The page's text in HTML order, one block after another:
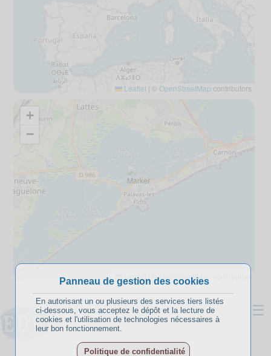
Leaflet | ©OpenStreetMap contributors
+
−
Leaflet © OpenStreetMap
☰
Panneau de gestion des cookies
En autorisant un ou plusieurs des services tiers listés
ci-dessous, vous acceptez le dépôt et la lecture de
cookies et l'utilisation de technologies nécessaires à
leur bon fonctionnement.
Politique de confidentialité